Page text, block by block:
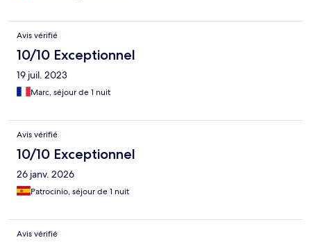
Avis vérifié
10/10 Exceptionnel
19 juil. 2023
Marc, séjour de 1 nuit
Avis vérifié
10/10 Exceptionnel
26 janv. 2026
Patrocinio, séjour de 1 nuit
Avis vérifié